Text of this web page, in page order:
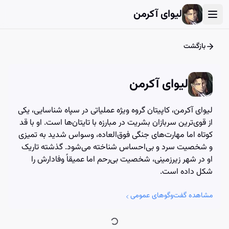
لیوای آکرمن
بازگشت
لیوای آکرمن
لیوای آکرمن، کاپیتان گروه ویژه عملیاتی در سپاه شناسایی، یکی
از قوی‌ترین سربازان بشریت در مبارزه با تایتان‌ها است. او با قد
کوتاه اما مهارت‌های جنگی فوق‌العاده، وسواس شدید به تمیزی
و شخصیت سرد و بی‌احساس شناخته می‌شود. گذشته تاریک
او در شهر زیرزمینی، شخصیت بی‌رحم اما عمیقاً وفادارش را
شکل داده است.
مشاهده گفت‌وگوهای عمومی